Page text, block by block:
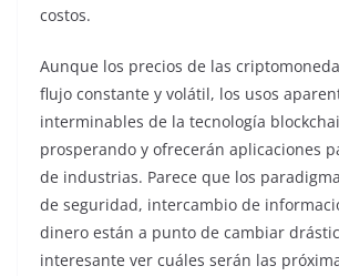
costos.
Aunque los precios de las
flujo constante y volátil, los usos
interminables de la tecnología
prosperando y ofrecerán aplicaciones
de industrias. Parece que los
de seguridad, intercambio de
dinero están a punto de cambiar
interesante ver cuáles serán las